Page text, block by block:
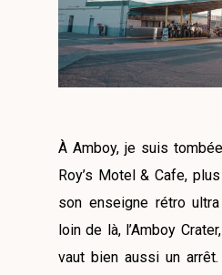
À Amboy, je suis
Roy’s Motel & Cafe,
son enseigne rétro
loin de là, l’Amboy
vaut bien aussi un